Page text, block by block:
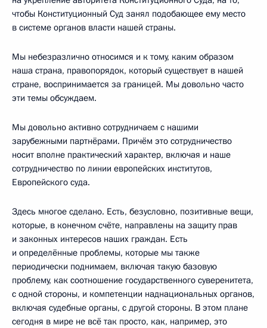
чтобы Конституционный Суд занял подобающее ему место
в системе органов власти нашей страны.
Мы небезразлично относимся и к тому, каким образом
наша страна, правопорядок, который существует в нашей
стране, воспринимается за границей. Мы довольно часто
эти темы обсуждаем.
Мы довольно активно сотрудничаем с нашими
зарубежными партнёрами. Причём это сотрудничество
носит вполне практический характер, включая и наше
сотрудничество по линии европейских институтов,
Европейского суда.
Здесь многое сделано. Есть, безусловно, позитивные вещи,
которые, в конечном счёте, направлены на защиту прав
и законных интересов наших граждан. Есть
и определённые проблемы, которые мы также
периодически поднимаем, включая такую базовую
проблему, как соотношение государственного суверенитета,
с одной стороны, и компетенции наднациональных органов,
включая судебные органы, с другой стороны. В этом плане
сегодня в мире не всё так просто, как, например, это